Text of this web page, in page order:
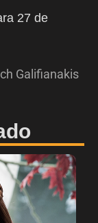
27 de
Galifianakis